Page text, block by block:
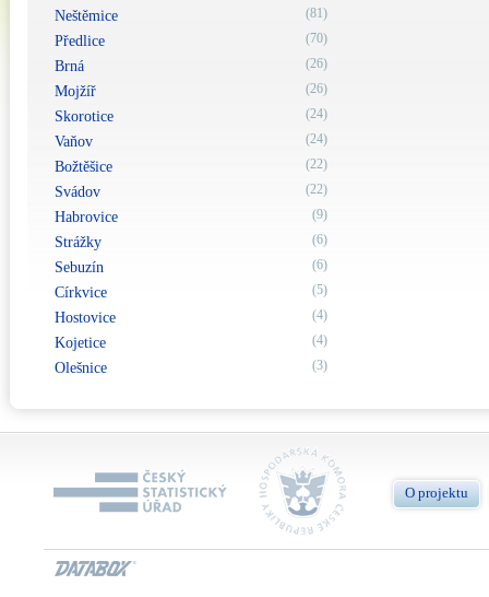
Neštěmice (81)
Předlice (70)
Brná (26)
Mojžíř (26)
Skorotice (24)
Vaňov (24)
Božtěšice (22)
Svádov (22)
Habrovice (9)
Strážky (6)
Sebuzín (6)
Církvice (5)
Hostovice (4)
Kojetice (4)
Olešnice (3)
O projektu